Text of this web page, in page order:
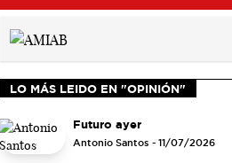
LO MÁS LEIDO EN "OPINIÓN"
Futuro ayer
Antonio Santos - 11/07/2026